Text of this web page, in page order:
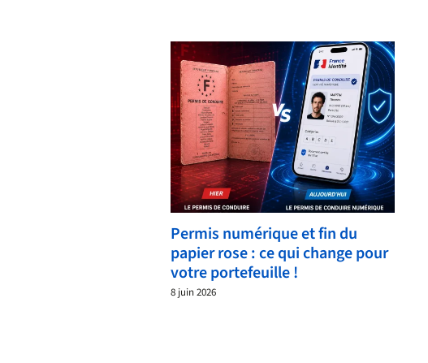
Permis numérique et fin du
papier rose : ce qui change pour
votre portefeuille !
8 juin 2026